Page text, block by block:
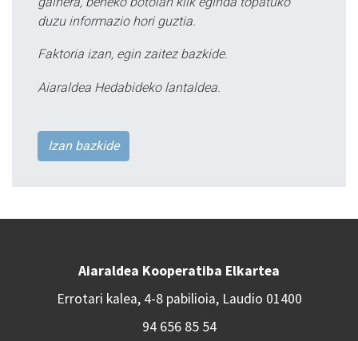
duzu informazio hori guztia.
Faktoria izan, egin zaitez bazkide.
Aiaraldea Hedabideko lantaldea.
Izan bazkide
Aiaraldea Kooperatiba Elkartea
Errotari kalea, 4-8 pabilioia, Laudio 01400
94 656 85 54